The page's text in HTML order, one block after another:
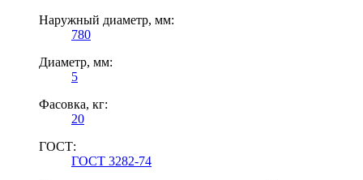
Наружный диаметр, мм:
780
Диаметр, мм:
5
Фасовка, кг:
20
ГОСТ:
ГОСТ 3282-74